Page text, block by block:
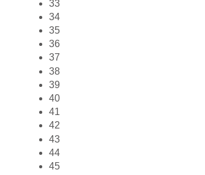
33
34
35
36
37
38
39
40
41
42
43
44
45